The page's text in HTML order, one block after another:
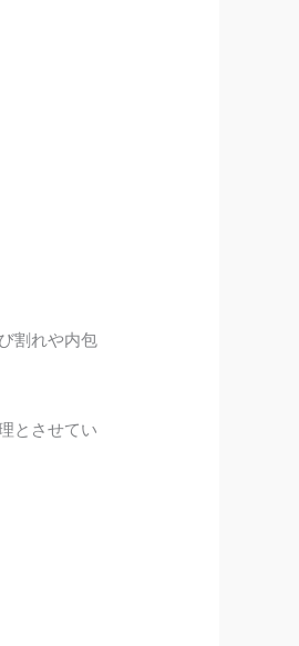
割れや内包
とさせてい